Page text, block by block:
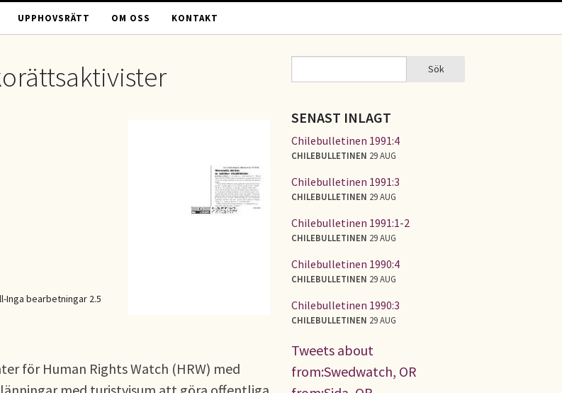
UPPHOVSRÄTT OM OSS KONTAKT
Inga bearbetningar 2.5
för Human Rights Watch (HRW) med
SÖKFORMULÄR Sök
SENAST INLAGT
Chilebulletinen 1991:4
CHILEBULLETINEN 29 AUG
Chilebulletinen 1991:3
CHILEBULLETINEN 29 AUG
Chilebulletinen 1991:1-2
CHILEBULLETINEN 29 AUG
Chilebulletinen 1990:4
CHILEBULLETINEN 29 AUG
Chilebulletinen 1990:3
CHILEBULLETINEN 29 AUG
Tweets about
from:Swedwatch, OR